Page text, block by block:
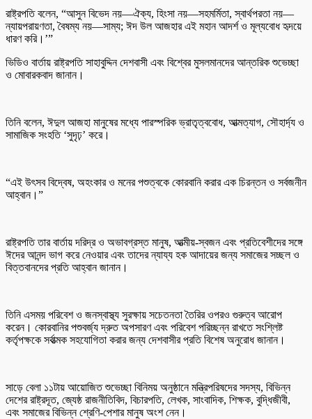
রাষ্ট্রপতি বলেন, “আসুন বিভেদ নয়—ঐক্য, হিংসা নয়—সহমর্মিতা, স্বার্থপরতা নয়—
ন্যায়পরায়ণতা, বৈষম্য নয়—সাম্য; ঈদ উল আজহার এই মহান আদর্শ ও মূল্যবোধ হৃদয়ে
ধারণ করি।’”
ভিডিও বার্তায় রাষ্ট্রপতি সাহাবুদ্দিন দেশবাসী এবং বিশ্বের মুসলমানদের আন্তরিক শুভেচ্ছা
ও মোবারকবাদ জানান।
তিনি বলেন, ঈদুল আজহা মানুষের মধ্যে পারস্পরিক ভ্রাতৃত্ববোধ, আত্মত্যাগ, সৌহার্দ্য ও
সামাজিক সংহতি ‘সুদৃঢ়’ করে।
“এই উৎসব বিদ্বেষ, অহংকার ও মনের পশুত্বকে কোরবানি করার এক চিরন্তন ও সর্বজনীন
আহ্বান।”
রাষ্ট্রপতি তার বার্তায় দরিদ্র ও অভাবগ্রস্ত মানুষ, আত্মীয়-স্বজন এবং প্রতিবেশীদের সঙ্গে
ঈদের আনন্দ ভাগ করে নেওয়ার এবং তাদের ন্যায্য হক আদায়ের জন্য সমাজের সচ্ছল ও
বিত্তবানদের প্রতি আহ্বান জানান।
তিনি এসময় পরিবেশ ও জনস্বাস্থ্য সুরক্ষায় সচেতনতা তৈরির ওপরও গুরুত্ব আরোপ
করেন। কোরবানির পশুবর্জ্য দ্রুত অপসারণ এবং পরিবেশ পরিচ্ছন্ন রাখতে সংশ্লিষ্ট
কর্তৃপক্ষকে সর্বাত্মক সহযোগিতা করার জন্য দেশবাসীর প্রতি বিশেষ অনুরোধ জানান।
সাড়ে বেলা ১১টায় আয়োজিত শুভেচ্ছা বিনিময় অনুষ্ঠানে মন্ত্রিপরিষদের সদস্য, বিভিন্ন
দেশের রাষ্ট্রদূত, জ্যেষ্ঠ রাজনীতিবিদ, বিচারপতি, লেখক, সাংবাদিক, শিক্ষক, বুদ্ধিজীবী,
এবং সমাজের বিভিন্ন শ্রেণি-পেশার মানুষ অংশ নেন।